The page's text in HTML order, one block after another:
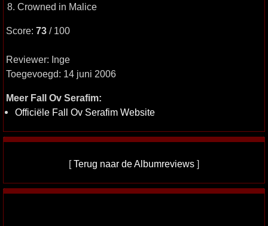
8. Crowned in Malice
Score: 73 / 100
Reviewer: Inge
Toegevoegd: 14 juni 2006
Meer Fall Ov Serafim:
Officiële Fall Ov Serafim Website
[Terug naar de Albumreviews ]